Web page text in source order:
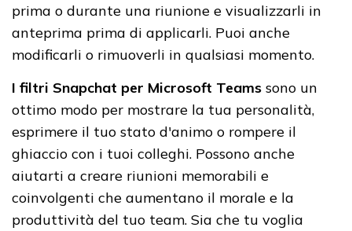
prima o durante una riunione e visualizzarli in
anteprima prima di applicarli. Puoi anche
modificarli o rimuoverli in qualsiasi momento.
I filtri Snapchat per Microsoft Teams sono un
ottimo modo per mostrare la tua personalità,
esprimere il tuo stato d'animo o rompere il
ghiaccio con i tuoi colleghi. Possono anche
aiutarti a creare riunioni memorabili e
coinvolgenti che aumentano il morale e la
produttività del tuo team. Sia che tu voglia